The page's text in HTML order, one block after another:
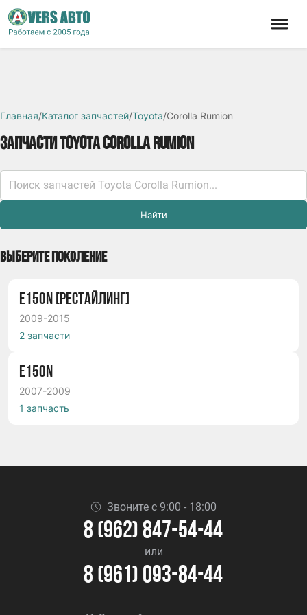
Главная/Каталог запчастей/Toyota/Corolla Rumion
ЗАПЧАСТИ TOYOTA COROLLA RUMION
Найти
ВЫБЕРИТЕ ПОКОЛЕНИЕ
E150N [РЕСТАЙЛИНГ]
2009-2015
2 запчасти
E150N
2007-2009
1 запчасть
Звоните с 9:00 - 18:00
8 (962) 847-54-44
или
8 (961) 093-84-44